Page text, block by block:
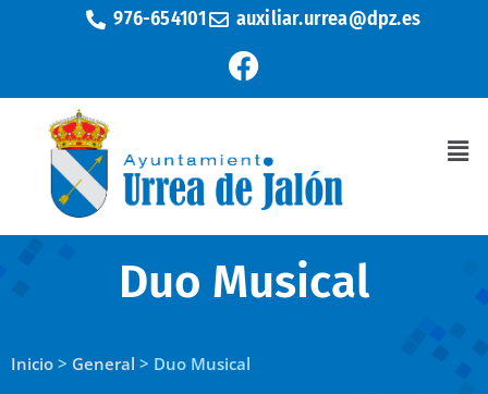
976-654101 auxiliar.urrea@dpz.es
Duo Musical
Inicio > General > Duo Musical